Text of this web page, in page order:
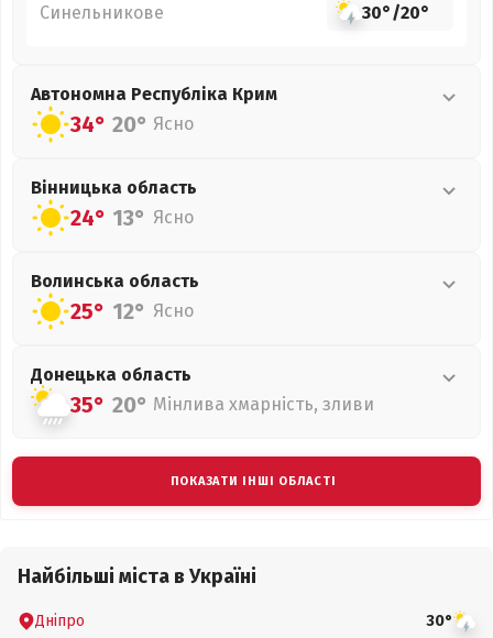
Синельникове 30°/20°
Автономна Республіка Крим
34° 20° Ясно
Вінницька область
24° 13° Ясно
Волинська область
25° 12° Ясно
Донецька область
35° 20° Мінлива хмарність, зливи
ПОКАЗАТИ ІНШІ ОБЛАСТІ
Найбільші міста в Україні
Дніпро 30°